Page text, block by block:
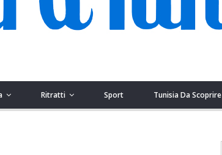
Ritratti Sport Tunisia Da Scoprire